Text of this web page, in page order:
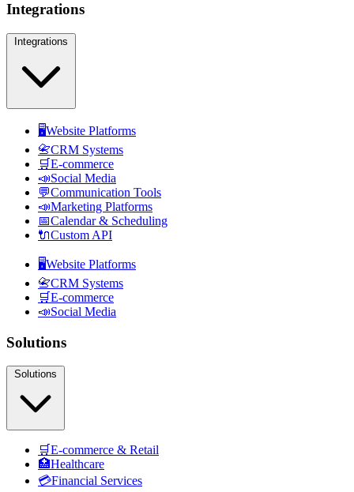
Integrations
🖥️Website Platforms
📇CRM Systems
🛒E-commerce
📣Social Media
💬Communication Tools
📣Marketing Platforms
📅Calendar & Scheduling
🔌Custom API
🖥️Website Platforms
📇CRM Systems
🛒E-commerce
📣Social Media
Solutions
🛒E-commerce & Retail
🏥Healthcare
💳Financial Services